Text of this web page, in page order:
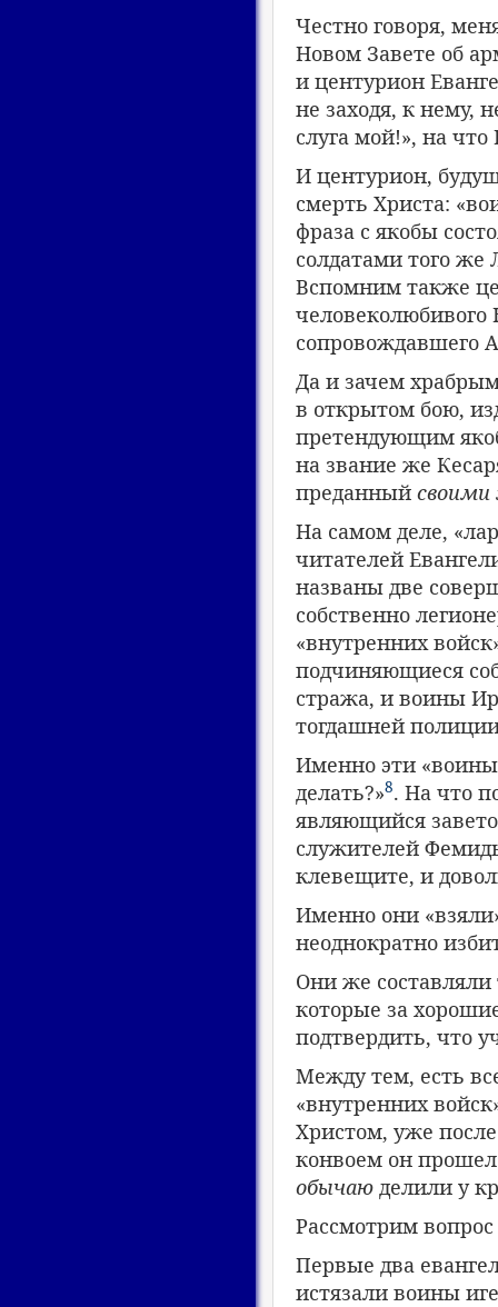
Честно говоря,
Новом Завете об
и центурион
не заходя, к нему,
слуга мой!», на
И центурион,
смерть Христа:
фраза с якобы
солдатами того же
Вспомним также
сопровождавшего
Да и зачем
в открытом бою,
претендующим
на звание же
преданный
На самом деле,
читателей
названы две
собственно
«внутренних
подчиняющиеся
стража, и воины
тогдашней
Именно эти
делать?»8. На что
являющийся
служителей
клевещите, и
Именно они
неоднократно
Они же составляли
которые за
подтвердить, что
Между тем, есть
«внутренних
Христом, уже
конвоем он
обычаю делили у
Рассмотрим
Первые два
истязали воины